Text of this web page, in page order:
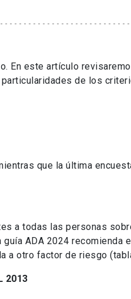
En este artículo
de los
que la última
a todas las personas
guía ADA 2024 recomienda
a otro factor de riesgo
2013